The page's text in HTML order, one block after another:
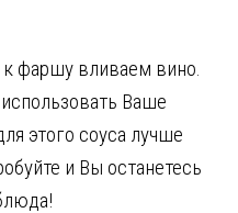
к фаршу вливаем вино.
Ваше
этого соуса лучше
и Вы останетесь